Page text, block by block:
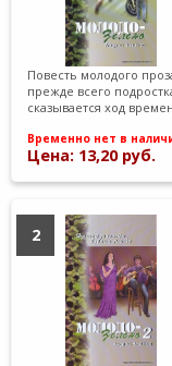
Повесть молодого
прежде всего
сказывается ход
Временно нет в
Цена: 13,20 руб.
2